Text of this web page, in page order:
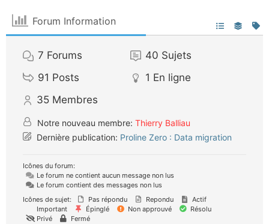
Forum Information
7 Forums 40 Sujets
91 Posts 1 En ligne
35 Membres
Notre nouveau membre: Thierry Balliau
Dernière publication: Proline Zero : Data migration
Icônes du forum:
Le forum ne contient aucun message non lus
Le forum contient des messages non lus
Icônes de sujet:
Pas répondu Repondu
Actif
Important
Épinglé Non approuvé
Résolu
Privé
Fermé